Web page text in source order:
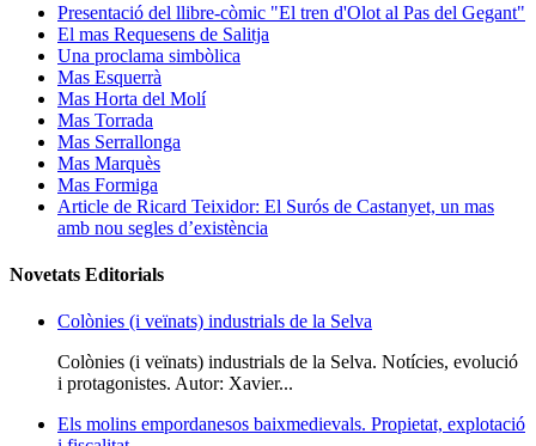
Presentació del llibre-còmic "El tren d'Olot al Pas del Gegant"
El mas Requesens de Salitja
Una proclama simbòlica
Mas Esquerrà
Mas Horta del Molí
Mas Torrada
Mas Serrallonga
Mas Marquès
Mas Formiga
Article de Ricard Teixidor: El Surós de Castanyet, un mas
amb nou segles d’existència
Novetats Editorials
Colònies (i veïnats) industrials de la Selva
Colònies (i veïnats) industrials de la Selva. Notícies, evolució
i protagonistes. Autor: Xavier...
Els molins empordanesos baixmedievals. Propietat, explotació